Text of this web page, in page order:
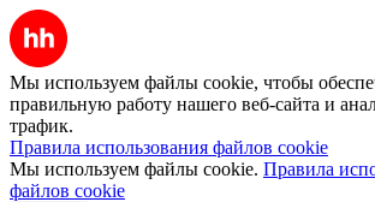
Мы используем файлы cookie, чтобы
правильную работу нашего веб-сайта и
трафик.
Правила использования файлов cookie
Мы используем файлы cookie. Правила
файлов cookie